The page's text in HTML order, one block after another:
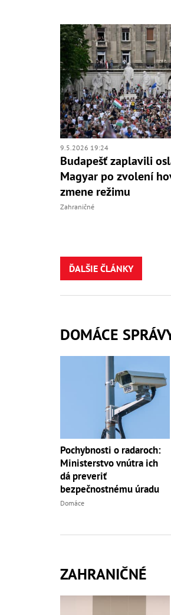
9.5.2026 19:24
Budapešť zaplavili
Magyar po zvolení
zmene režimu
Zahraničné
ĎALŠIE ČLÁNKY
DOMÁCE
Pochybnosti o radaroch:
Ministerstvo vnútra ich
dá preveriť
bezpečnostnému úradu
Domáce
ZAHRANIČNÉ